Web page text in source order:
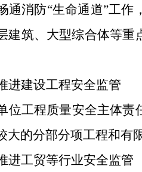
通消防“生命通道”工作
建筑、大型综合体等
进建设工程安全监管
位工程质量安全主体
大的分部分项工程和有
进工贸等行业安全监管